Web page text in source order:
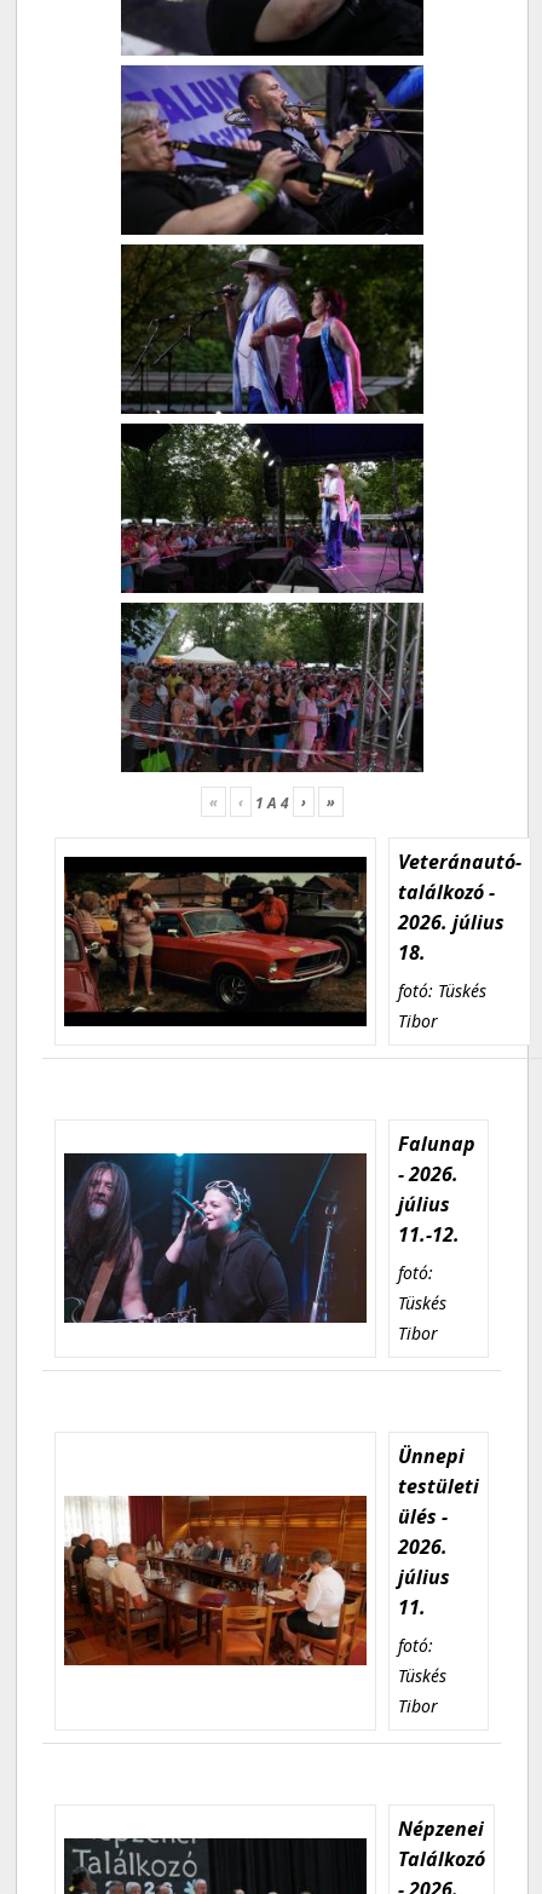
« ‹ 1A 4 › »
Veteránautó-
találkozó -
2026. július
18.
fotó: Tüskés
Tibor
Falunap
- 2026.
július
11.-12.
fotó:
Tüskés
Tibor
Ünnepi
testületi
ülés -
2026.
július
11.
fotó:
Tüskés
Tibor
Népzenei
Találkozó